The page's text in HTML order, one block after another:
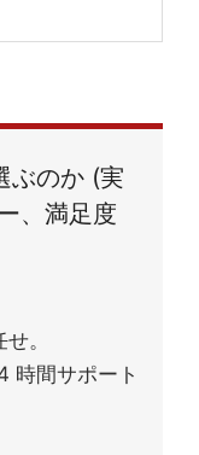
ぶのか (実
、満足度
。
時間サポート